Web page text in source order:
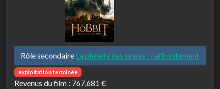
Rôle secondaire La planète des singes : l'affrontement
exploitation terminée
Revenus du film : 767,681 €